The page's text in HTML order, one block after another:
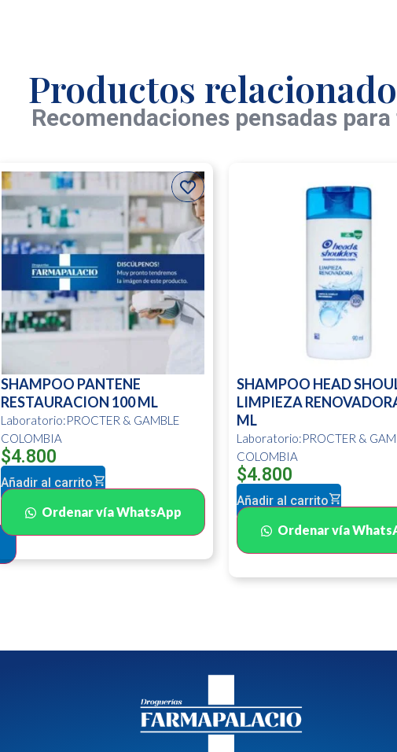
Productos
Recomendaciones pensadas
SHAMPOO PANTENE
RESTAURACION 100 ML
Laboratorio:PROCTER & GAMBLE
COLOMBIA
$4.800
Añadir al carrito
Ordenar vía WhatsApp
SHAMPOO HEAD
LIMPIEZA
ML
Laboratorio:PROCTER &
COLOMBIA
$4.800
Añadir al carrito
Ordenar vía